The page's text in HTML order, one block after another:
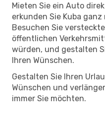
Mieten Sie ein Auto
erkunden Sie Kuba
Besuchen Sie
öffentlichen
würden, und gestalten
Ihren Wünschen.
Gestalten Sie Ihren
Wünschen und
immer Sie möchten.